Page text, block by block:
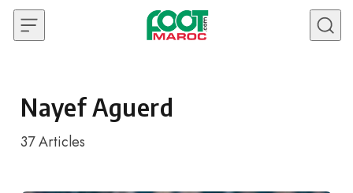
Skip to content
Nayef Aguerd
37Articles